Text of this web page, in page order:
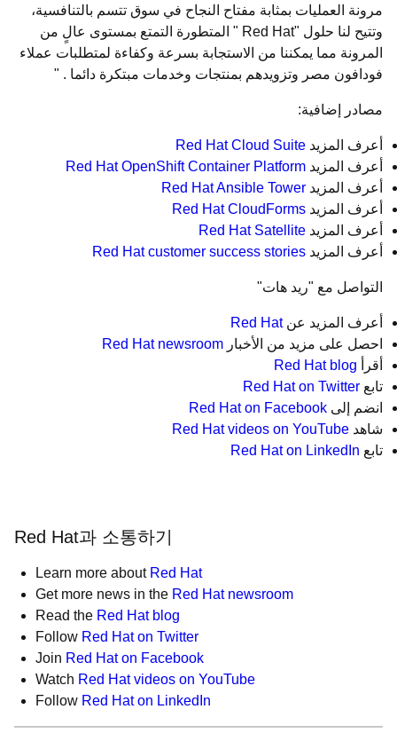
مرونة العمليات بمثابة مفتاح النجاح في سوق تتسم بالتنافسية،
وتتيح لنا حلول "Red Hat " المتطورة التمتع بمستوى عالٍ من
المرونة مما يمكننا من الاستجابة بسرعة وكفاءة لمتطلبات عملاء
فودافون مصر وتزويدهم بمنتجات وخدمات مبتكرة دائما . "
مصادر إضافية:
أعرف المزيدRed Hat Cloud Suite
أعرف المزيدRed Hat OpenShift Container Platform
أعرف المزيدRed Hat Ansible Tower
أعرف المزيدRed Hat CloudForms
أعرف المزيدRed Hat Satellite
أعرف المزيدRed Hat customer success stories
التواصل مع "ريد هات"
أعرف المزيد عنRed Hat
احصل على مزيد من الأخبارRed Hat newsroom
أقرأ Red Hat blog
تابعRed Hat on Twitter
انضم إلىRed Hat on Facebook
شاهدRed Hat videos on YouTube
تابع Red Hat on LinkedIn
Red Hat과 소통하기
Learn more about Red Hat
Get more news in the Red Hat newsroom
Read the Red Hat blog
Follow Red Hat on Twitter
Join Red Hat on Facebook
Watch Red Hat videos on YouTube
Follow Red Hat on LinkedIn